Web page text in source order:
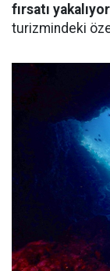
fırsatı
turizmindeki